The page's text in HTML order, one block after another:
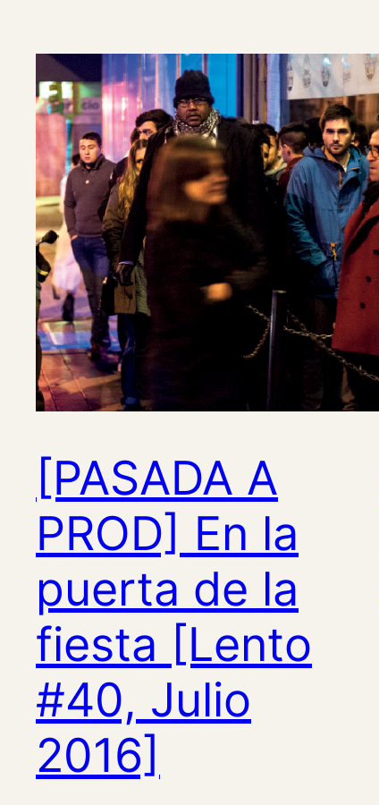
[PASADA A
PROD] En la
puerta de la
fiesta [Lento
#40, Julio
2016]